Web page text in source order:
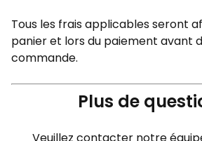
Tous les frais applicables seront
panier et lors du paiement avant
commande.
Plus de
Veuillez contacter notre